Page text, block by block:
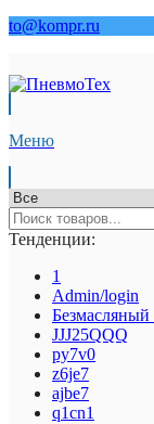
to@kompr.ru
Меню
Тенденции:
1
Admin/login
Безмасляный
JJJ25QQQ
py7v0
z6je7
ajbe7
q1cn1